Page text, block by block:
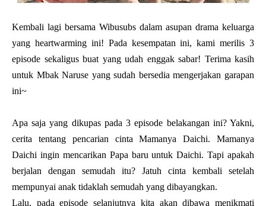
Kembali lagi bersama Wibusubs dalam asupan drama keluarga
yang heartwarming ini! Pada kesempatan ini, kami merilis 3
episode sekaligus buat yang udah enggak sabar! Terima kasih
untuk Mbak Naruse yang sudah bersedia mengerjakan garapan
ini~
Apa saja yang dikupas pada 3 episode belakangan ini? Yakni,
cerita tentang pencarian cinta Mamanya Daichi. Mamanya
Daichi ingin mencarikan Papa baru untuk Daichi. Tapi apakah
berjalan dengan semudah itu? Jatuh cinta kembali setelah
mempunyai anak tidaklah semudah yang dibayangkan.
Lalu, pada episode selanjutnya kita akan dibawa menikmati